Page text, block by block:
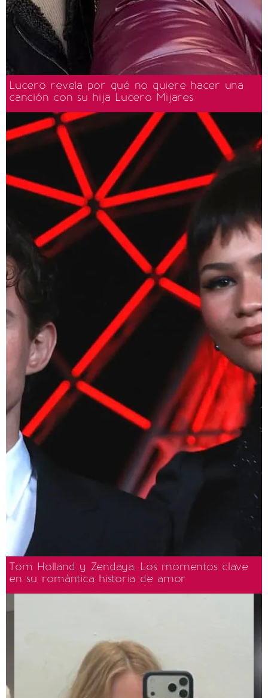
Lucero revela por qué no quiere hacer una
canción con su hija Lucero Mijares
Tom Holland y Zendaya: Los momentos clave
en su romántica historia de amor